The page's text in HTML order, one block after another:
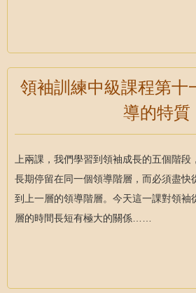
領袖訓練中級課程第十
導的特質
上兩課，我們學習到領袖成長的五個階段
長期停留在同一個領導階層，而必須盡快
到上一層的領導階層。今天這一課對領袖
層的時間長短有極大的關係……